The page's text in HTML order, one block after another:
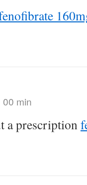
min
a prescription